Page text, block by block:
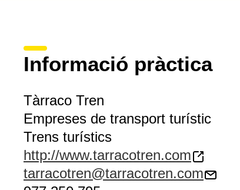
Informació pràctica
Tàrraco Tren
Empreses de transport turístic
Trens turístics
http://www.tarracotren.com
tarracotren@tarracotren.com